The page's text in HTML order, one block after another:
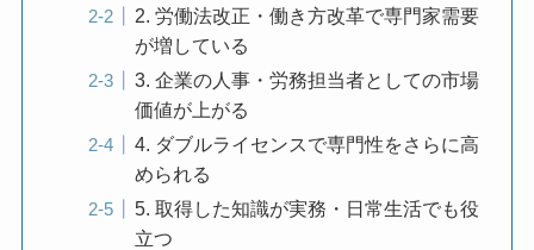
2. 労働法改正・働き方改革で専門家需要
が増している
3. 企業の人事・労務担当者としての市場
価値が上がる
4. ダブルライセンスで専門性をさらに高
められる
5. 取得した知識が実務・日常生活でも役
立つ